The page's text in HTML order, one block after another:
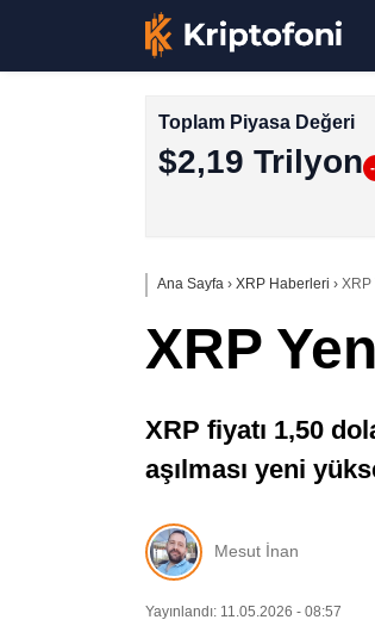
Toplam Piyasa Değeri
$2,19 Trilyon
Ana Sayfa › XRP Haberleri › XRP
XRP
XRP fiyatı 1,50
aşılması yeni
Mesut İnan
Yayınlandı: 11.05.2026 - 08:57